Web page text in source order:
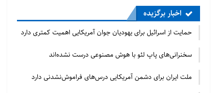
اخبار برگزیده
حمایت از اسرائیل برای یهودیان جوان آمریکایی اهمیت کمتری دارد
سخنرانی‌های پاپ لئو با هوش مصنوعی درست نشده‌اند
ملت ایران برای دشمن آمریکایی درس‌های فراموش‌نشدنی دارد